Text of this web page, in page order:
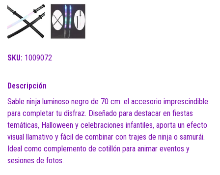
SKU: 1009072
Descripción
Sable ninja luminoso negro de 70 cm: el accesorio imprescindible
para completar tu disfraz. Diseñado para destacar en fiestas
temáticas, Halloween y celebraciones infantiles, aporta un efecto
visual llamativo y fácil de combinar con trajes de ninja o samurái.
Ideal como complemento de cotillón para animar eventos y
sesiones de fotos.